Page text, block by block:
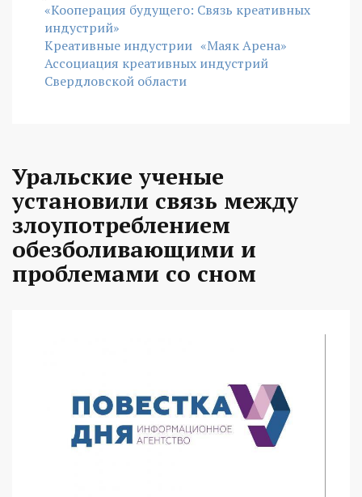
«Кооперация будущего: Связь креативных
индустрий»
Креативные индустрии «Маяк Арена»
Ассоциация креативных индустрий
Свердловской области
Уральские ученые
установили связь между
злоупотреблением
обезболивающими и
проблемами со сном